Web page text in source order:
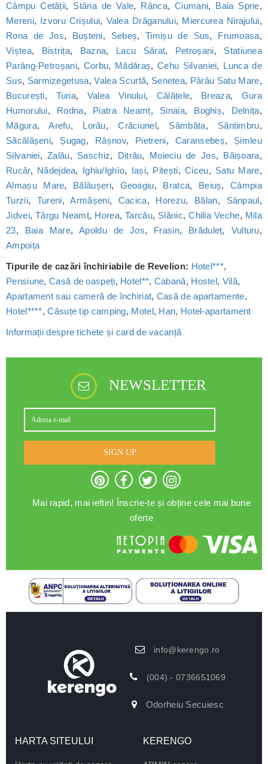
Câmpu Cetății, Stâna de Vale, Rânca,Ciumani, Baia Sprie,
Mereni, Izvoru Crișului, Valea Drăganului, Miercurea Nirajului,
Rona de Jos, Bușteni, Sebeș, Timișu de Sus, Frumoasa,
Viștea, Bistrița, Bazna, Lacu Sărat, Petroșani, Statiunea
Parâng-Petroșani, Corbu, Mădăraș, Cehu Silvaniei, Lunca de
Sus, Sarmizegetusa,Valea Scurtă, Senetea, Pârâu Satu Mare,
București, Turia, Valea Vinului, Călățele, Breaza, Gura
Humorului, Rodna, Piatra Neamț, Sinaia, Boghiș, Delnița,
Măgura,Arefu, Lorău,Crăciunel, Sâmbăta, Sântimbru,
Săcălășeni, Șugag, Râșnov, Pietreni, Caransebeș, Șimleu
Silvaniei,Zalău, Saschiz, Ditrău, Moieciu de Jos, Băișoara,
Rucăr, Nădejdea, Ighiu/Ighìo, Iași, Pitești,Ciceu, Satu Mare,
Almașu Mare, Bălăușeri, Geoagiu, Bratca, Beiuș,Câmpia
Turzii, Tureni,Armășeni, Cacica, Horezu, Bălan, Sânpaul,
Jidvei,Târgu Neamț, Horea,Tarcău, Slănic,Chilia Veche, Mila
23, Baia Mare,Apoldu de Jos, Frasin, Brăduleț, Vulturu,
Ampoița
Tipurile de cazări închiriabile de Revelion: Hotel***,
Pensiune,Casă de oaspeți, Hotel**, Cabană, Hostel, Vilă,
Apartament sau cameră de închiriat, Casă de apartamente,
Hotel****,Căsuțe tip camping, Motel, Han, Hotel-apartament
Informații despre tichete și card de vacanță
NEWSLETTER
SIGN UP
Mai rapid, mai ieftin! Înscrie-te și obține cele mai bune
oferte
info@kerengo.ro
(004) - 0736651069
Odorheiu Secuiesc
HARTA SITEULUI KERENGO